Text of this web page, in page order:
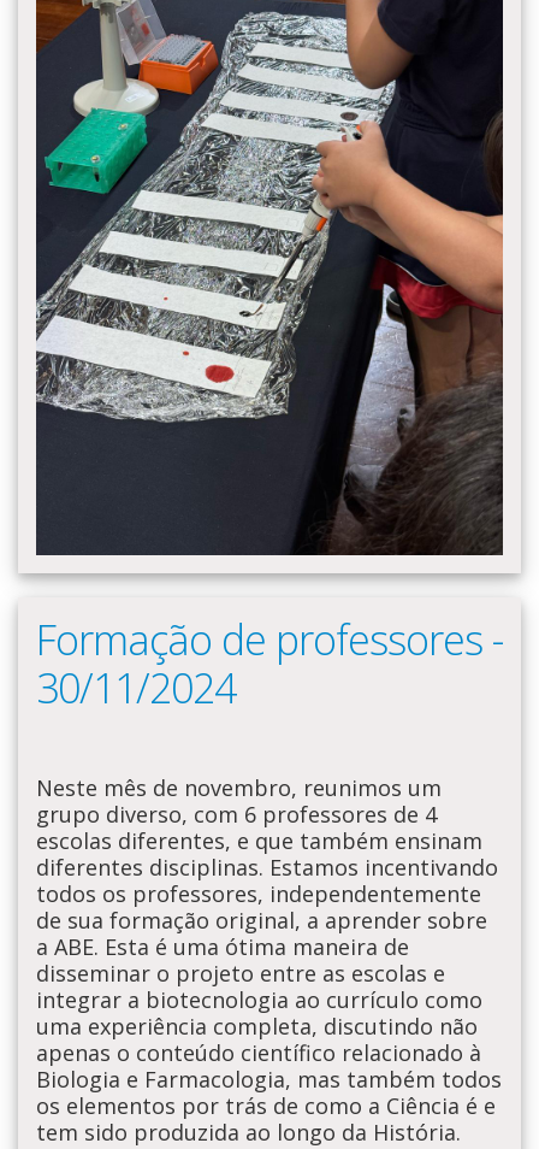
Formação de professores -
30/11/2024
Neste mês de novembro, reunimos um
grupo diverso, com 6 professores de 4
escolas diferentes, e que também ensinam
diferentes disciplinas. Estamos incentivando
todos os professores, independentemente
de sua formação original, a aprender sobre
a ABE. Esta é uma ótima maneira de
disseminar o projeto entre as escolas e
integrar a biotecnologia ao currículo como
uma experiência completa, discutindo não
apenas o conteúdo científico relacionado à
Biologia e Farmacologia, mas também todos
os elementos por trás de como a Ciência é e
tem sido produzida ao longo da História.